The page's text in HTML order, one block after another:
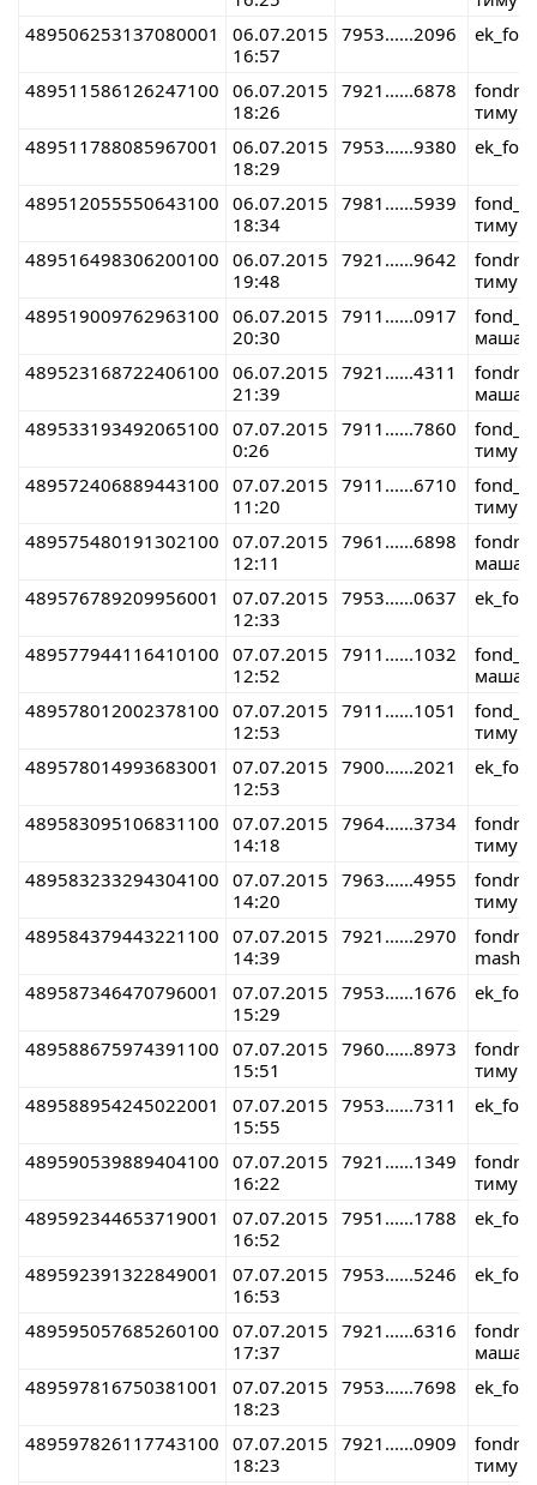
489506253137080001
06.07.2015
16:57
7953......2096
489511586126247100 06.07.2015
18:26
7921......6878
тимур
489511788085967001
06.07.2015
18:29
7953......9380
489512055550643100 06.07.2015
18:34
7981......5939
тимур
489516498306200100 06.07.2015
19:48
7921......9642
тимур
489519009762963100 06.07.2015
20:30
7911......0917
маша
489523168722406100 06.07.2015
21:39
7921......4311
маша
489533193492065100 07.07.2015
0:26
7911......7860
тимур
489572406889443100 07.07.2015
11:20
7911......6710
тимур
489575480191302100 07.07.2015
12:11
7961......6898
маша
489576789209956001
07.07.2015
12:33
7953......0637
489577944116410100 07.07.2015
12:52
7911......1032
маша
489578012002378100 07.07.2015
12:53
7911......1051
тимур
489578014993683001
07.07.2015
12:53
7900......2021
489583095106831100 07.07.2015
14:18
7964......3734
тимур
489583233294304100 07.07.2015
14:20
7963......4955
тимур
489584379443221100 07.07.2015
14:39
7921......2970
masha
489587346470796001
07.07.2015
15:29
7953......1676
489588675974391100 07.07.2015
15:51
7960......8973
тимур
489588954245022001
07.07.2015
15:55
7953......7311
489590539889404100 07.07.2015
16:22
7921......1349
тимур
489592344653719001
07.07.2015
16:52
7951......1788
489592391322849001
07.07.2015
16:53
7953......5246
489595057685260100 07.07.2015
17:37
7921......6316
маша
489597816750381001
07.07.2015
18:23
7953......7698
489597826117743100 07.07.2015
18:23
7921......0909
тимур